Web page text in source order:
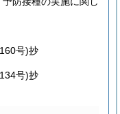
号)抄
号)抄